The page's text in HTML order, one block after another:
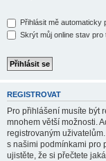
Přihlásit mě automaticky
Skrýt můj online stav pro
REGISTROVAT
Pro přihlášení musíte být
mnohem větší možnosti.
registrovaným
s našimi podmínkami pro
ujistěte, že si přečtete